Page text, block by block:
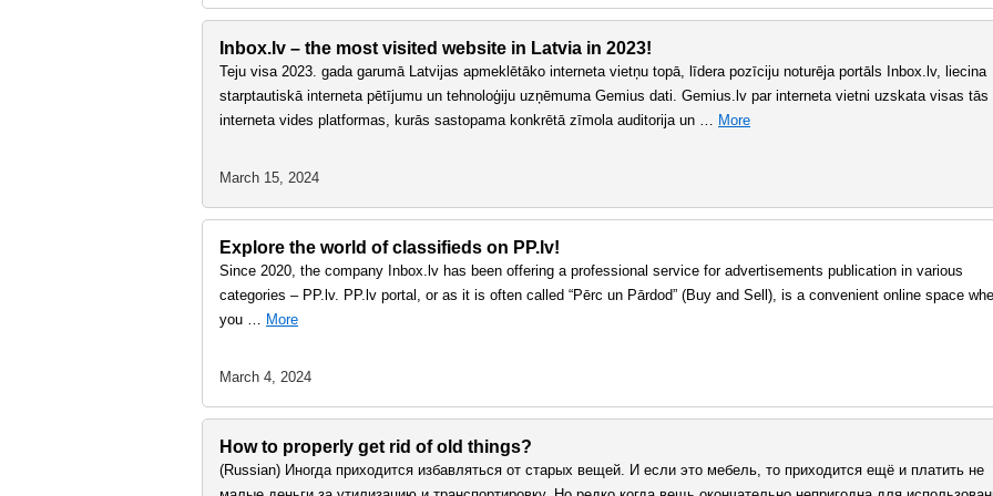
Inbox.lv – the most visited website in Latvia in 2023!
Teju visa 2023. gada garumā Latvijas apmeklētāko interneta vietņu topā, līdera pozīciju noturēja portāls Inbox.lv, liecina
starptautiskā interneta pētījumu un tehnoloģiju uzņēmuma Gemius dati. Gemius.lv par interneta vietni uzskata visas tās
interneta vides platformas, kurās sastopama konkrētā zīmola auditorija un … More
March 15, 2024
Explore the world of classifieds on PP.lv!
Since 2020, the company Inbox.lv has been offering a professional service for advertisements publication in various
categories – PP.lv. PP.lv portal, or as it is often called “Pērc un Pārdod” (Buy and Sell), is a convenient online space
you … More
March 4, 2024
How to properly get rid of old things?
(Russian) Иногда приходится избавляться от старых вещей. И если это мебель, то приходится ещё и платить не